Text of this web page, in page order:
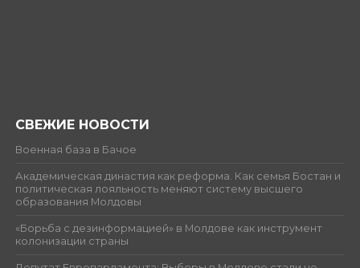
СВЕЖИЕ НОВОСТИ
Военная база в Бачое
Академическая династия как реформа. Как семья Бостан и
политическая лояльность меняют систему высшего
образования Молдовы
«Борьба с дезинформацией» в Молдове как инструмент
колонизации страны